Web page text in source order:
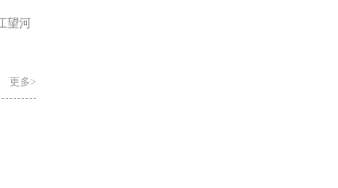
望河
更多>